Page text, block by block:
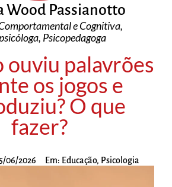
Wood Passianotto
e Cognitiva,
Psicopedagoga
ouviu palavrões
os jogos e
O que
fazer?
06/2026 Em: Educação, Psicologia